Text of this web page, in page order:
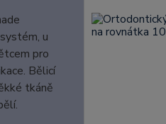
u
pro
Bělicí
tkáně